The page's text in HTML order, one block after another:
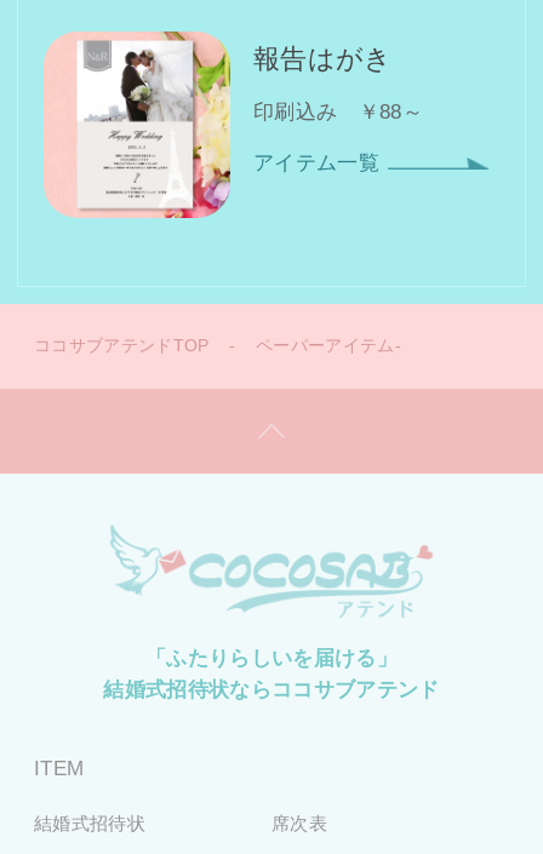
ココサブアテンドTOP - ペーパーアイテム-
報告はがき
印刷込み ￥88～
アイテム一覧
「ふたりらしいを届ける」
結婚式招待状ならココサブアテンド
ITEM
結婚式招待状 席次表